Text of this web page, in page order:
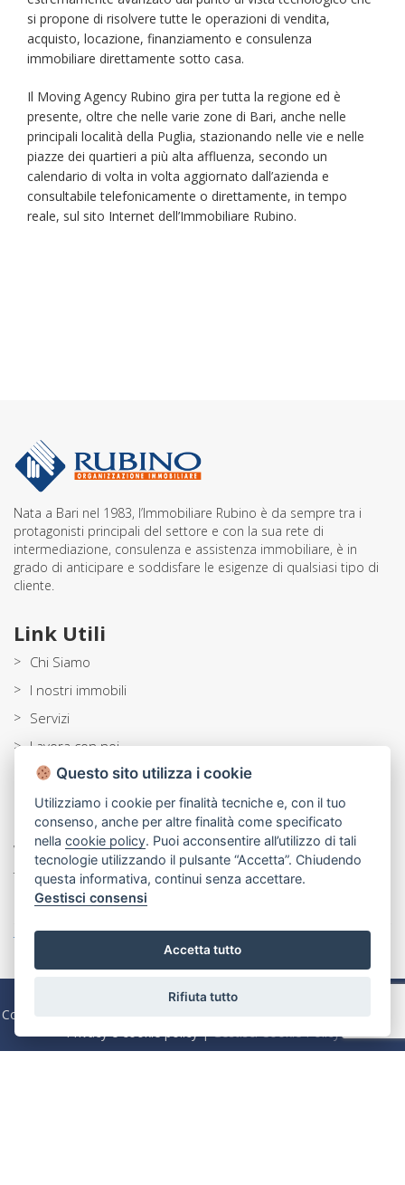
si propone di risolvere tutte le operazioni di vendita,
acquisto, locazione, finanziamento e consulenza
immobiliare direttamente sotto casa.
Il Moving Agency Rubino gira per tutta la regione ed è
presente, oltre che nelle varie zone di Bari, anche nelle
principali località della Puglia, stazionando nelle vie e nelle
piazze dei quartieri a più alta affluenza, secondo un
calendario di volta in volta aggiornato dall’azienda e
consultabile telefonicamente o direttamente, in tempo
reale, sul sito Internet dell’Immobiliare Rubino.
Nata a Bari nel 1983, l’Immobiliare Rubino è da sempre tra i
protagonisti principali del settore e con la sua rete di
intermediazione, consulenza e assistenza immobiliare, è in
grado di anticipare e soddisfare le esigenze di qualsiasi tipo di
cliente.
Link Utili
> Chi Siamo
> I nostri immobili
> Servizi
> Lavora con noi
Blog
Contatti
Via Beata Elia di S. Clemente, 214 70121 Bari
Tel:080 5564266
Email:info@rubinocase.com
Tutte le nostre sedi »
Copyright @2025 Powered byAgim| Immobiliare Rubino S.r.l. |
Codice Fiscale e P. IVA 04645320724 | Capitale Sociale Euro 100.000
Privacy e cookie policy|Gestisci Cookie Policy
Questo sito utilizza i cookie
Utilizziamo i cookie per finalità tecniche e, con il tuo
consenso, anche per altre finalità come specificato
nellacookie policy. Puoi acconsentire all’utilizzo di tali
tecnologie utilizzando il pulsante “Accetta”. Chiudendo
questa informativa, continui senza accettare.
Gestisci consensi
Accetta tutto
Rifiuta tutto